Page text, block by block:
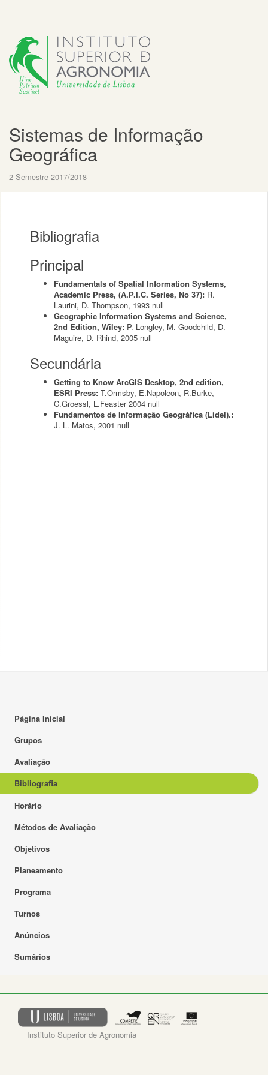
Sistemas de Informação
Geográfica
2 Semestre 2017/2018
Bibliografia
Principal
Fundamentals of Spatial Information Systems,
Academic Press, (A.P.I.C. Series, No 37): R.
Laurini, D. Thompson, 1993 null
Geographic Information Systems and Science,
2nd Edition, Wiley: P. Longley, M. Goodchild, D.
Maguire, D. Rhind, 2005 null
Secundária
Getting to Know ArcGIS Desktop, 2nd edition,
ESRI Press: T.Ormsby, E.Napoleon, R.Burke,
C.Groessl, L.Feaster 2004 null
Fundamentos de Informação Geográfica (Lidel).:
J. L. Matos, 2001 null
Página Inicial
Grupos
Avaliação
Bibliografia
Horário
Métodos de Avaliação
Objetivos
Planeamento
Programa
Turnos
Anúncios
Sumários
Instituto Superior de Agronomia